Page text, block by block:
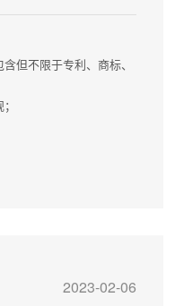
但不限于专利、商标、
，药剂学、药理学等相
2023-02-06